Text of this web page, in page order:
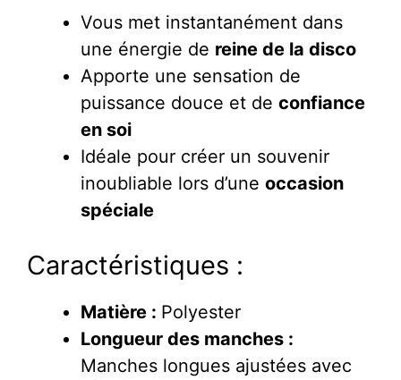
Vous met instantanément dans
une énergie de reine de la disco
Apporte une sensation de
puissance douce et de confiance
en soi
Idéale pour créer un souvenir
inoubliable lors d’une occasion
spéciale
Caractéristiques :
Matière : Polyester
Longueur des manches :
Manches longues ajustées avec